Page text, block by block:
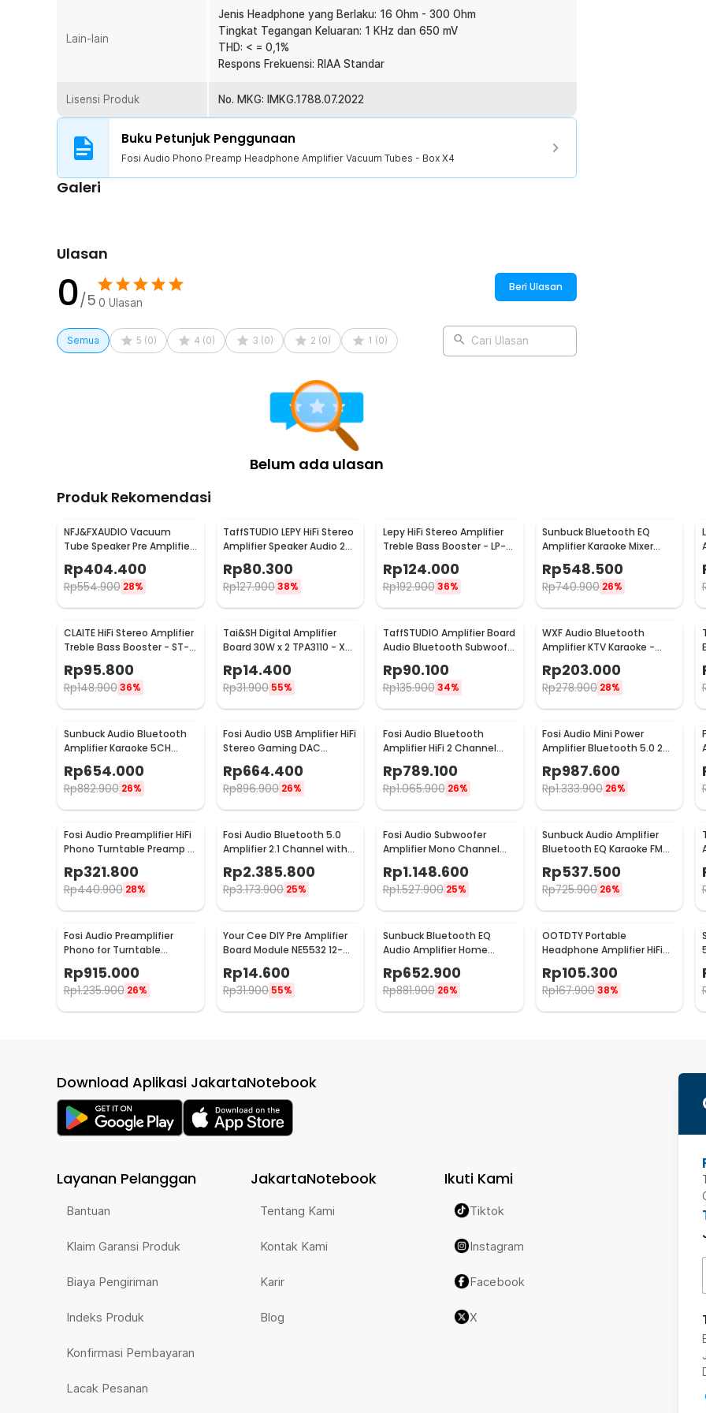
Lain-lain
Jenis Headphone yang Berlaku: 16 Ohm - 300 Ohm
Tingkat Tegangan Keluaran: 1 KHz dan 650 mV
THD: < = 0,1%
Respons Frekuensi: RIAA Standar
Lisensi Produk No. MKG: IMKG.1788.07.2022
Buku Petunjuk Penggunaan
Fosi Audio Phono Preamp Headphone Amplifier Vacuum Tubes - Box X4
Galeri
Ulasan
0/5 0 Ulasan
Beri Ulasan
Semua 5 (0) 4 (0) 3 (0) 2 (0) 1 (0) Cari Ulasan
Belum ada ulasan
Produk Rekomendasi
NFJ&FXAUDIO Vacuum
Tube Speaker Pre Amplifier
TUBE-03
Rp404.400
Rp554.900 28%
TaffSTUDIO LEPY HiFi Stereo
Amplifier Speaker Audio 2
Channel 20W - HY-2001
Rp80.300
Rp127.90038%
Lepy HiFi Stereo Amplifier
Treble Bass Booster - LP-
Rp124.000
Rp192.900 36%
Sunbuck Bluetooth EQ
Amplifier Karaoke Mixer
Audio FM - AV-MP326BT
Rp548.500
Rp740.900 26%
CLAITE HiFi Stereo Amplifier
Treble Bass Booster - ST-
Rp95.800
Rp148.900 36%
Tai&SH Digital Amplifier
Board 30W x 2 TPA3110 - XH-
Rp14.400
Rp31.900 55%
TaffSTUDIO Amplifier Board
Audio Bluetooth Subwoofer
Rp90.100
Rp135.900 34%
WXF Audio Bluetooth
Amplifier KTV Karaoke -
Rp203.000
Rp278.900 28%
Sunbuck Audio Bluetooth
Amplifier Karaoke 5CH
600W - AV-608BT
Rp654.000
Rp882.900 26%
Fosi Audio USB Amplifier HiFi
Stereo Gaming DAC
Headphone - DAC-Q4
Rp664.400
Rp896.900 26%
Fosi Audio Bluetooth
Amplifier HiFi 2 Channel
50Wx2 TPA3116D2 - BT10A
Rp789.100
Rp1.065.900 26%
Fosi Audio Mini Power
Amplifier Bluetooth 5.0 2
Channel TPA3116D2 - BT20A
Rp987.600
Rp1.333.900 26%
Fosi Audio Preamplifier HiFi
Phono Turntable Preamp -
BOX X1
Rp321.800
Rp440.900 28%
Fosi Audio Bluetooth 5.0
Amplifier 2.1 Channel with
Remote - DA2120C
Rp2.385.800
Rp3.173.900 25%
Fosi Audio Subwoofer
Amplifier Mono Channel
200W TPA3255D2 - M03
Rp1.148.600
Rp1.527.900 25%
Sunbuck Audio Amplifier
Bluetooth EQ Karaoke FM
Radio 2000W - AS-336BU
Rp537.500
Rp725.900 26%
Fosi Audio Preamplifier
Phono for Turntable
Box X2
Rp915.000
Rp1.235.900 26%
Your Cee DIY Pre Amplifier
Board Module NE5532 12-
30V - XH-A902
Rp14.600
Rp31.900 55%
Sunbuck Bluetooth EQ
Audio Amplifier Home
Theater FM 2000W - TAV-
6188BT
Rp652.900
Rp881.900 26%
OOTDTY Portable
Headphone Amplifier HiFi
16-300 Ohm - D3CS
Rp105.300
Rp167.90038%
Download Aplikasi JakartaNotebook
Layanan Pelanggan
Bantuan
Klaim Garansi Produk
Biaya Pengiriman
Indeks Produk
Konfirmasi Pembayaran
Lacak Pesanan
JakartaNotebook
Tentang Kami
Kontak Kami
Karir
Blog
Ikuti Kami
Tiktok
Instagram
Facebook
X